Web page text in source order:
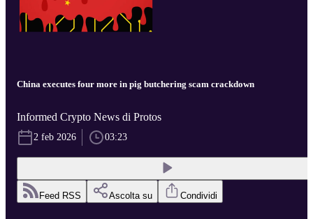
China executes four more in pig butchering scam crackdown
Informed Crypto News di Protos
2 feb 2026 03:23
Feed RSS Ascolta su Condividi